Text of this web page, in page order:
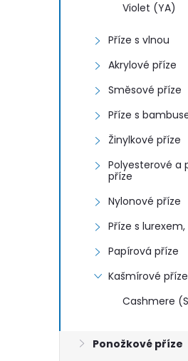
Violet (YA)
Příze s vlnou
Akrylové příze
Směsové příze
Příze s
Žinylkové příze
Polyesterové a
příze
Nylonové příze
Příze s
Papírová příze
Kašmírové příze
Cashmere
Ponožkové příze